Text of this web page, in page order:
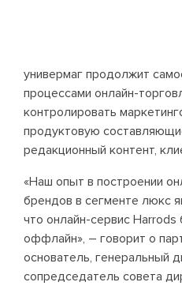
универмаг продолжит
процессами онлайн-
контролировать
продуктовую
редакционный контент,
«Наш опыт в построении
брендов в сегменте люкс
что онлайн-сервис
оффлайн», – говорит о
основатель, генеральный
сопредседатель совета